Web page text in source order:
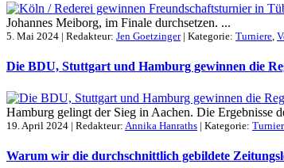
Johannes Meiborg, im Finale durchsetzen. ...
5. Mai 2024 | Redakteur: Jen Goetzinger| Kategorie: Turniere,
Die BDU, Stuttgart und Hamburg gewinnen die
Hamburg gelingt der Sieg in Aachen. Die Ergebnisse
19. April 2024 | Redakteur: Annika Hanraths | Kategorie:
Warum wir die durchschnittlich gebildete